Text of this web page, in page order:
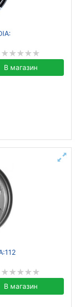
В магазин
В магазин